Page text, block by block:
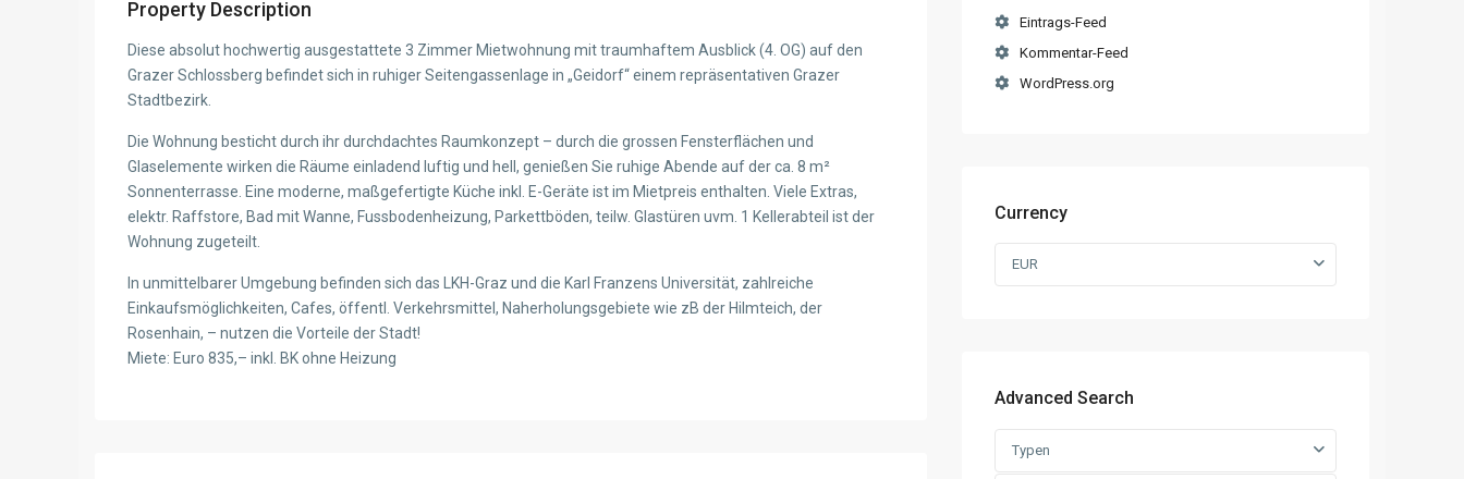
Property Description
Diese absolut hochwertig ausgestattete 3 Zimmer Mietwohnung mit traumhaftem Ausblick (4. OG) auf den
Grazer Schlossberg befindet sich in ruhiger Seitengassenlage in „Geidorf“ einem repräsentativen Grazer
Stadtbezirk.
Die Wohnung besticht durch ihr durchdachtes Raumkonzept – durch die grossen Fensterflächen und
Glaselemente wirken die Räume einladend luftig und hell, genießen Sie ruhige Abende auf der ca. 8 m²
Sonnenterrasse. Eine moderne, maßgefertigte Küche inkl. E-Geräte ist im Mietpreis enthalten. Viele Extras,
elektr. Raffstore, Bad mit Wanne, Fussbodenheizung, Parkettböden, teilw. Glastüren uvm. 1 Kellerabteil ist der
Wohnung zugeteilt.
In unmittelbarer Umgebung befinden sich das LKH-Graz und die Karl Franzens Universität, zahlreiche
Einkaufsmöglichkeiten, Cafes, öffentl. Verkehrsmittel, Naherholungsgebiete wie zB der Hilmteich, der
Rosenhain, – nutzen die Vorteile der Stadt!
Miete: Euro 835,– inkl. BK ohne Heizung
Eintrags-Feed
Kommentar-Feed
WordPress.org
Currency
EUR
Advanced Search
Typen